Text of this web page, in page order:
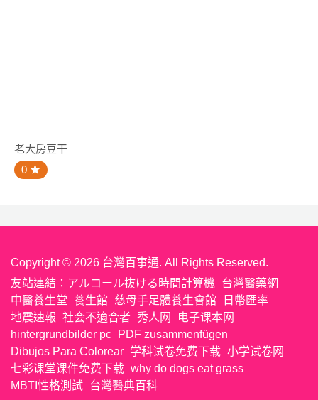
老大房豆干
0
Copyright © 2026 台灣百事通. All Rights Reserved.
友站連結： アルコール抜ける時間計算機
台灣醫藥網
中醫養生堂 養生館 慈母手足體養生會館
日幣匯率
地震速報 社会不適合者 秀人网
电子课本网
hintergrundbilder pc
PDF zusammenfügen
Dibujos Para Colorear 学科试卷免费下载 小学试卷网
七彩课堂课件免费下载 why do dogs eat grass
MBTI性格測試 台灣醫典百科